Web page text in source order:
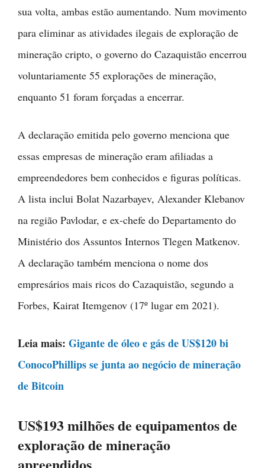
sua volta, ambas estão aumentando. Num movimento
para eliminar as atividades ilegais de exploração de
mineração cripto, o governo do Cazaquistão encerrou
voluntariamente 55 explorações de mineração,
enquanto 51 foram forçadas a encerrar.
A declaração emitida pelo governo menciona que
essas empresas de mineração eram afiliadas a
empreendedores bem conhecidos e figuras políticas.
A lista inclui Bolat Nazarbayev, Alexander Klebanov
na região Pavlodar, e ex-chefe do Departamento do
Ministério dos Assuntos Internos Tlegen Matkenov.
A declaração também menciona o nome dos
empresários mais ricos do Cazaquistão, segundo a
Forbes, Kairat Itemgenov (17º lugar em 2021).
Leia mais: Gigante de óleo e gás de US$120 bi
ConocoPhillips se junta ao negócio de mineração
de Bitcoin
US$193 milhões de equipamentos de
exploração de mineração